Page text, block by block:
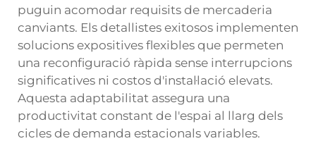
puguin acomodar requisits de mercaderia
canviants. Els detallistes exitosos implementen
solucions expositives flexibles que permeten
una reconfiguració ràpida sense interrupcions
significatives ni costos d'instal·lació elevats.
Aquesta adaptabilitat assegura una
productivitat constant de l'espai al llarg dels
cicles de demanda estacionals variables.